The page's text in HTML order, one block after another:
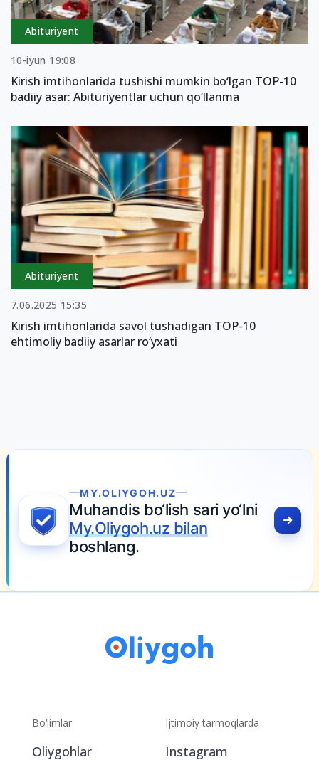
Abituriyent
10-iyun 19:08
Kirish imtihonlarida tushishi mumkin bo‘lgan TOP-10
badiiy asar: Abituriyentlar uchun qo‘llanma
Abituriyent
7.06.2025 15:35
Kirish imtihonlarida savol tushadigan TOP-10
ehtimoliy badiiy asarlar ro‘yxati
MY.OLIYGOH.UZ
Muhandis bo‘lish sari yo‘lni
My.Oliygoh.uz bilan
boshlang.
Bo‘limlar
Oliygohlar
Ijtimoiy tarmoqlarda
Instagram